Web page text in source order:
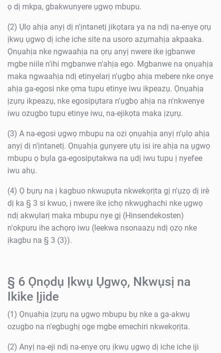
ọ dị mkpa, gbakwunyere ụgwọ mbupu.
(2) Ụlọ ahịa anyị dị n'ịntanetị jikọtara ya na ndị na-enye ọrụ
ịkwụ ụgwọ dị iche iche site na usoro azụmahịa akpaaka.
Ọnụahịa nke ngwaahịa na ọrụ anyị nwere ike ịgbanwe
mgbe niile n'ihi mgbanwe n'ahịa ego. Mgbanwe na ọnụahịa
maka ngwaahịa ndị etinyelarị n'ụgbọ ahịa mebere nke onye
ahịa ga-egosi nke ọma tupu etinye iwu ikpeazụ. Ọnụahịa
ịzụrụ ikpeazụ, nke egosipụtara n'ụgbọ ahịa na n'nkwenye
iwu ozugbo tupu etinye iwu, na-ejikọta maka ịzụrụ.
(3) A na-egosi ụgwọ mbupu na ozi ọnụahịa anyị n'ụlọ ahịa
anyị dị n'ịntanetị. Ọnụahịa gụnyere ụtụ isi ire ahịa na ụgwọ
mbupu ọ bụla ga-egosipụtakwa na ụdị iwu tupu ị nyefee
iwu ahụ.
(4) Ọ bụrụ na ị kagbuo nkwupụta nkwekọrịta gị n'ụzọ dị irè
dị ka § 3 si kwuo, ị nwere ike ịchọ nkwụghachi nke ụgwọ
ndị akwụlarị maka mbupu nye gị (Hinsendekosten)
n'okpuru ihe achọrọ iwu (leekwa nsonaazụ ndị ọzọ nke
ịkagbu na § 3 (3)).
§ 6 Ọnọdụ Ịkwụ Ụgwọ, Nkwụsị na
Ikike Ịjide
(1) Ọnụahịa ịzụrụ na ụgwọ mbupu bụ nke a ga-akwụ
ozugbo na n'egbughị oge mgbe emechiri nkwekọrịta.
(2) Anyị na-eji ndị na-enye ọrụ ịkwụ ụgwọ dị iche iche iji